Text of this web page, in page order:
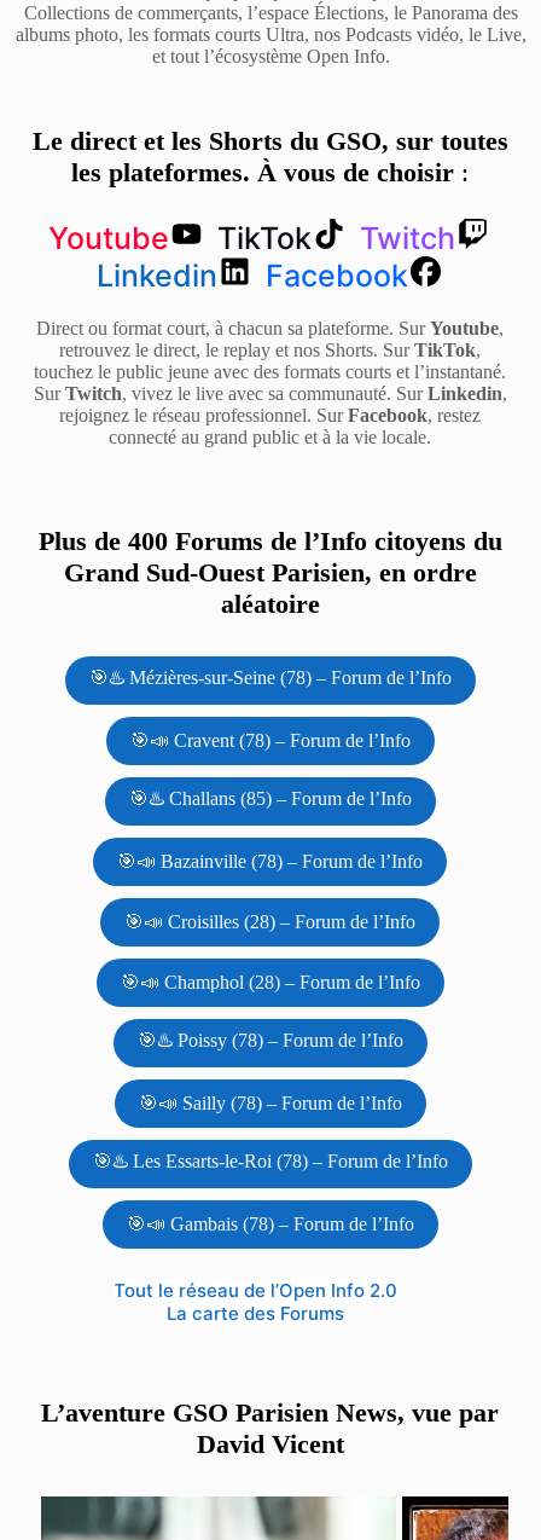
Collections de commerçants, l’espace Élections, le Panorama des
albums photo, les formats courts Ultra, nos Podcasts vidéo, le Live,
et tout l’écosystème Open Info.
Le direct et les Shorts du GSO, sur toutes
les plateformes. À vous de choisir :
Youtube TikTok
Twitch
Linkedin
Facebook
Direct ou format court, à chacun sa plateforme. SurYoutube,
retrouvez le direct, le replay et nos Shorts. SurTikTok,
touchez le public jeune avec des formats courts et l’instantané.
SurTwitch, vivez le live avec sa communauté. SurLinkedin,
rejoignez le réseau professionnel. SurFacebook, restez
connecté au grand public et à la vie locale.
Plus de 400 Forums de l’Info citoyens du
Grand Sud-Ouest Parisien, en ordre
aléatoire
🎯♨️ Mézières-sur-Seine (78) – Forum de l’Info
🎯📣 Cravent (78) – Forum de l’Info
🎯♨️ Challans (85) – Forum de l’Info
🎯📣 Bazainville (78) – Forum de l’Info
🎯📣 Croisilles (28) – Forum de l’Info
🎯📣 Champhol (28) – Forum de l’Info
🎯♨️ Poissy (78) – Forum de l’Info
🎯📣 Sailly (78) – Forum de l’Info
🎯♨️ Les Essarts-le-Roi (78) – Forum de l’Info
🎯📣 Gambais (78) – Forum de l’Info
Tout le réseau de l’Open Info 2.0
La carte des Forums
L’aventure GSO Parisien News, vue par
David Vicent